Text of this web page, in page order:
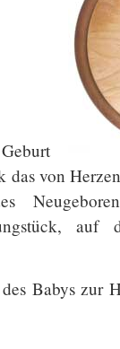
das von
auf
Babys zur